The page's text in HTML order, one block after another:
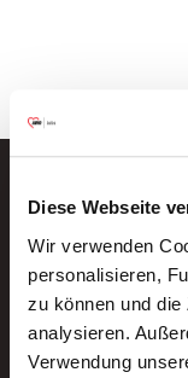
Diese Webseite
Wir verwenden
personalisieren,
zu können und
analysieren.
Verwendung
Ein